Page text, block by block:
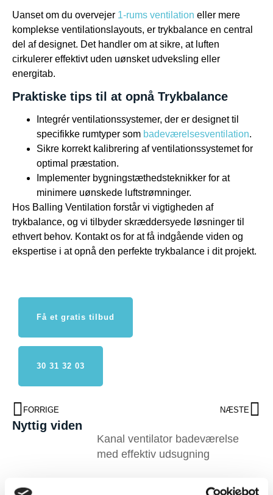
Uanset om du overvejer 1-rums ventilation eller mere
komplekse ventilationslayouts, er trykbalance en central
del af designet. Det handler om at sikre, at luften
cirkulerer effektivt uden uønsket udveksling eller
energitab.
Praktiske tips til at opnå Trykbalance
Integrér ventilationssystemer, der er designet til
specifikke rumtyper som badeværelsesventilation.
Sikre korrekt kalibrering af ventilationssystemet for
optimal præstation.
Implementer bygningstæthedsteknikker for at
minimere uønskede luftstrømninger.
Hos Balling Ventilation forstår vi vigtigheden af
trykbalance, og vi tilbyder skræddersyede løsninger til
ethvert behov. Kontakt os for at få indgående viden og
ekspertise i at opnå den perfekte trykbalance i dit projekt.
Få et gratis tilbud
30 31 32 03
FORRIGE NÆSTE
Nyttig viden
Kanal ventilator badeværelse
med effektiv udsugning